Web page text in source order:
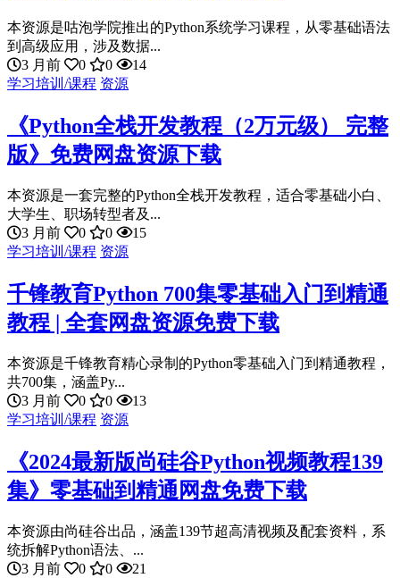
本资源是咕泡学院推出的Python系统学习课程，从零基础语法
到高级应用，涉及数据...
3 月前
0 0
14
学习培训/课程 资源
《Python全栈开发教程（2万元级） 完整
版》免费网盘资源下载
本资源是一套完整的Python全栈开发教程，适合零基础小白、
大学生、职场转型者及...
3 月前
0 0
15
学习培训/课程 资源
千锋教育Python 700集零基础入门到精通
教程 | 全套网盘资源免费下载
本资源是千锋教育精心录制的Python零基础入门到精通教程，
共700集，涵盖Py...
3 月前
0 0
13
学习培训/课程 资源
《2024最新版尚硅谷Python视频教程139
集》零基础到精通网盘免费下载
本资源由尚硅谷出品，涵盖139节超高清视频及配套资料，系
统拆解Python语法、...
3 月前
0 0
21